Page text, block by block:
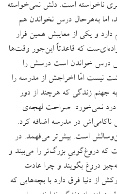
ناخواسته است. دلش نمی‌خواسته
اما به‌هرحال درس نخواندن هم
دارد و یکی از معایبش همین فرار
که قاعدتاً این‌جور وقت‌ها
درس خواندن است درسش را
نیست امّا اخراجش از مدرسه را
جهنم زندگی که هرچند از دور
درد نمی‌خورد. صراحت لهجه‌ی
ناکامی‌اش در مدرسه اضافه کرد.
است. بیش‌تر می‌فهمد. در
که دروغ‌گوییِ بزرگ‌تر را می‌بیند و
دروغ بگویند و چرا عادت
از دنیا فرق دارد با بچه‌هایی که